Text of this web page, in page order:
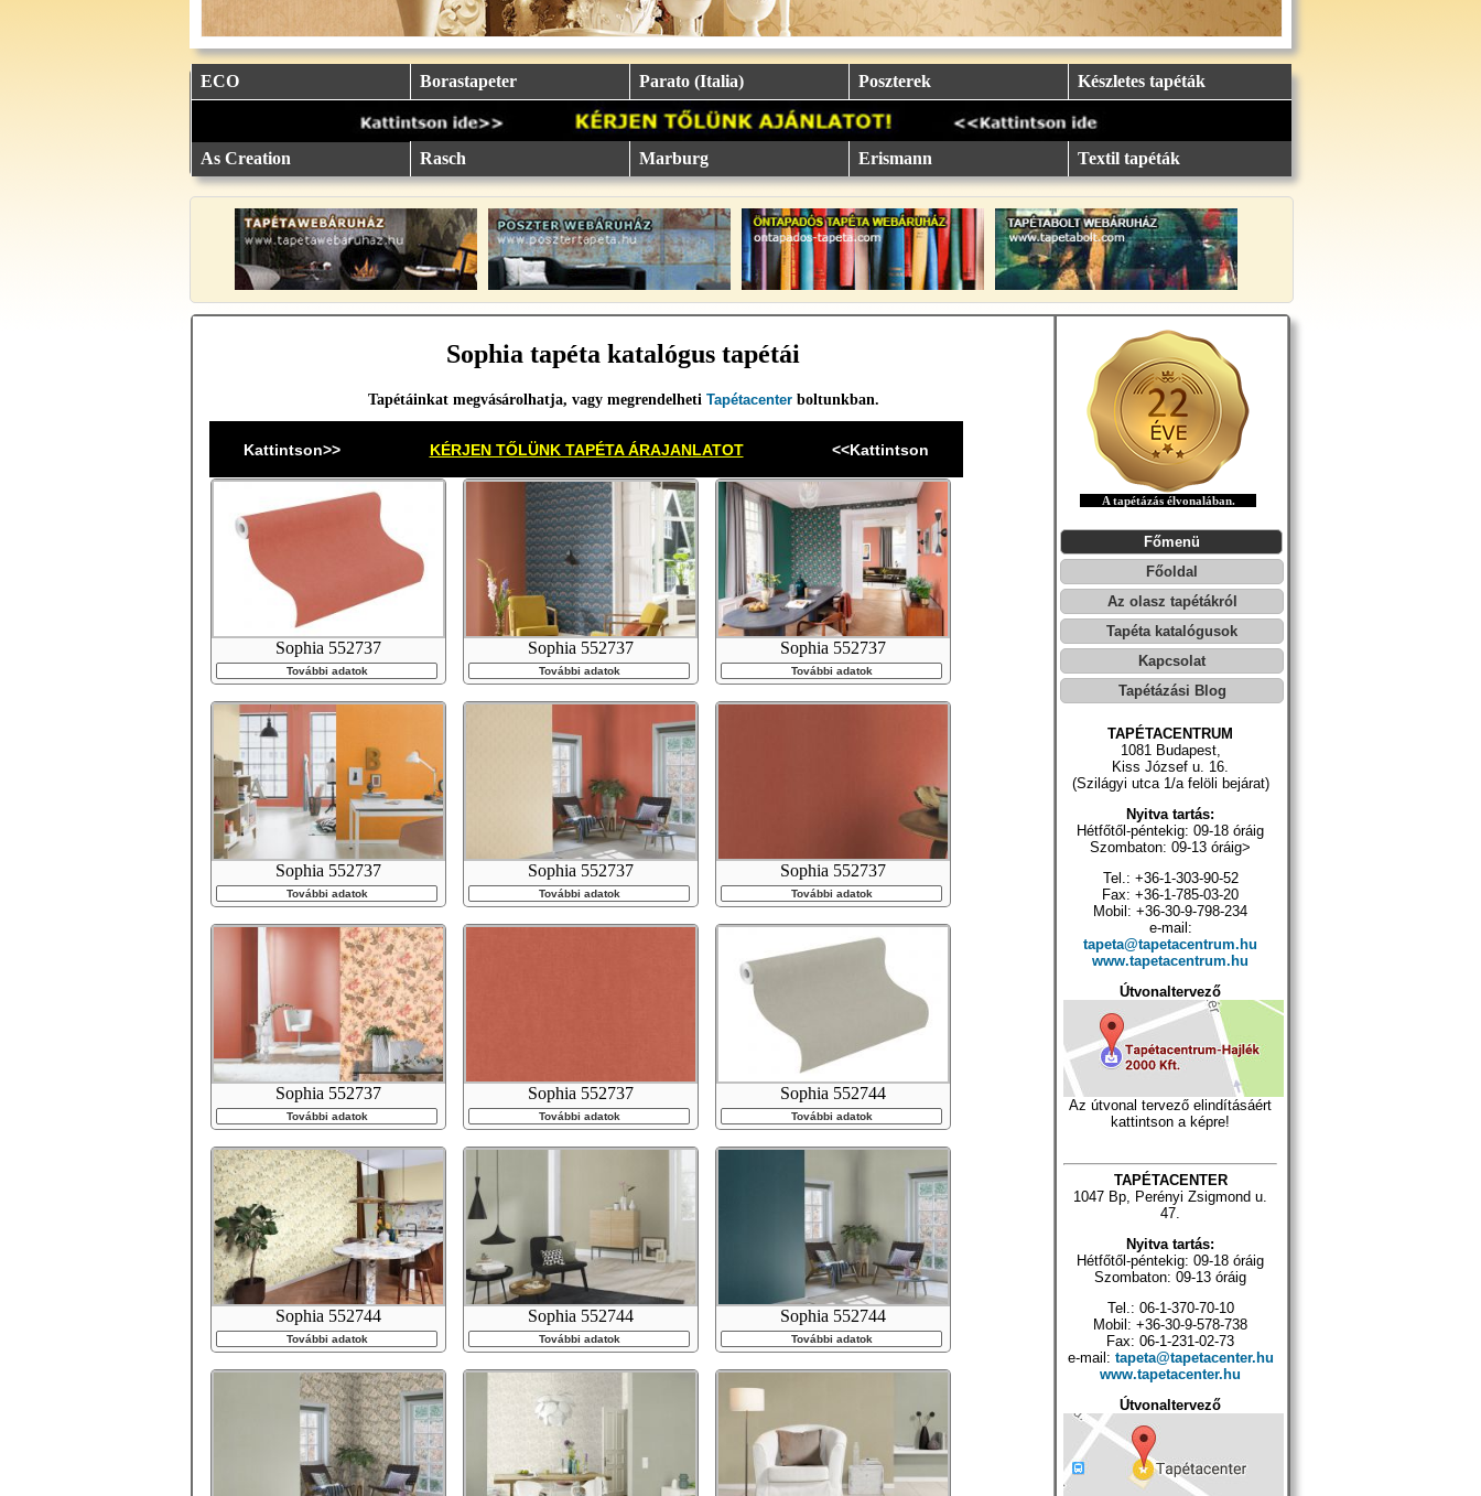
ECO Borastapeter Parato (Italia) Poszterek Készletes tapéták
As Creation Rasch Marburg Erismann Textil tapéták
Sophia tapéta katalógus tapétái
Tapétáinkat megvásárolhatja, vagy megrendelheti Tapétacenter boltunkban.
Kattintson>> KÉRJEN TŐLÜNK TAPÉTA ÁRAJANLATOT <<Kattintson
Sophia 552737
További adatok
Sophia 552737
További adatok
Sophia 552737
További adatok
Sophia 552737
További adatok
Sophia 552737
További adatok
Sophia 552737
További adatok
Sophia 552737
További adatok
Sophia 552737
További adatok
Sophia 552744
További adatok
Sophia 552744
További adatok
Sophia 552744
További adatok
Sophia 552744
További adatok
A tapétázás élvonalában.
Főmenü
Főoldal
Az olasz tapétákról
Tapéta katalógusok
Kapcsolat
Tapétázási Blog
TAPÉTACENTRUM
1081 Budapest,
Kiss József u. 16.
(Szilágyi utca 1/a felöli bejárat)
Nyitva tartás:
Hétfőtől-péntekig: 09-18 óráig
Szombaton: 09-13 óráig>
Tel.: +36-1-303-90-52
Fax: +36-1-785-03-20
Mobil: +36-30-9-798-234
e-mail:
tapeta@tapetacentrum.hu
www.tapetacentrum.hu
Útvonaltervező
Az útvonal tervező elindításáért
kattintson a képre!
TAPÉTACENTER
1047 Bp, Perényi Zsigmond u.
47.
Nyitva tartás:
Hétfőtől-péntekig: 09-18 óráig
Szombaton: 09-13 óráig
Tel.: 06-1-370-70-10
Mobil: +36-30-9-578-738
Fax: 06-1-231-02-73
e-mail: tapeta@tapetacenter.hu
www.tapetacenter.hu
Útvonaltervező